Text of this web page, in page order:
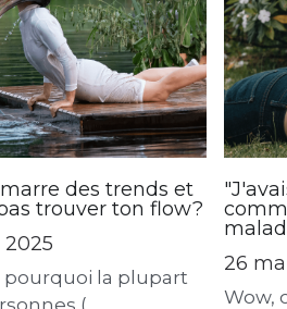
des trends et
trouver ton flow?